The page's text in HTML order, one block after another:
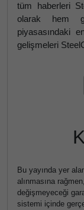
tüm haberleri
olarak hem
piyasasındaki
gelişmeleri
Bu yayında yer
alınmasına
değişmeyeceği
sistemi içinde